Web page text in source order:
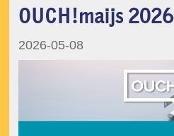
OUCH!maijs 2026
2026-05-08